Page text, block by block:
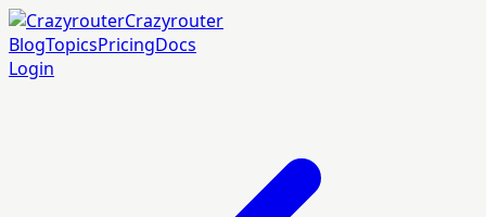
Crazyrouter
BlogTopicsPricingDocs
Login